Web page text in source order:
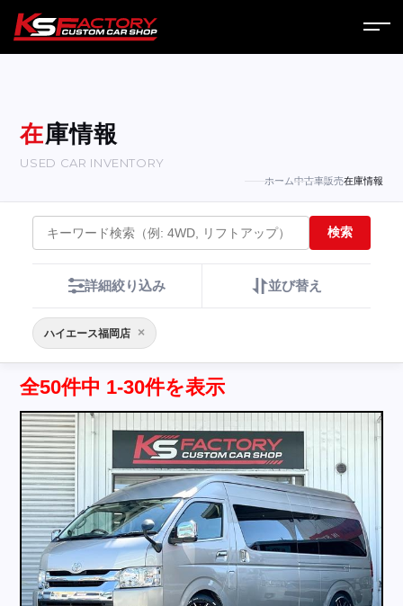
サービス
会社案内
コラム
店舗問い合わせ
在庫情報
USED CAR INVENTORY
ホーム中古車販売在庫情報
検索
詳細絞り込み 並び替え
ハイエース福岡店 ×
全50件中 1-30件を表示